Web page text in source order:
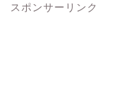
スポンサーリンク